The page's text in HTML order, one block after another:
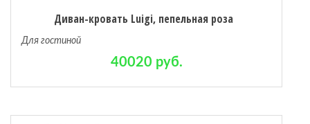
Диван-кровать Luigi, пепельная роза
Для гостиной
40020 руб.